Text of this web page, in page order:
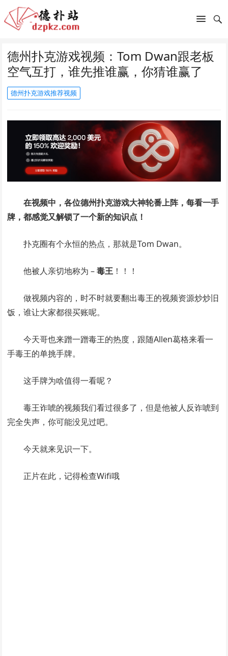
德州扑克游戏视频：Tom Dwan跟老板
空气互打，谁先推谁赢，你猜谁赢了
德州扑克游戏推荐视频
在视频中，各位德州扑克游戏大神轮番上阵，每看一手
牌，都感觉又解锁了一个新的知识点！
扑克圈有个永恒的热点，那就是Tom Dwan。
他被人亲切地称为 –毒王 ！！！
做视频内容的，时不时就要翻出毒王的视频资源炒炒旧
饭，谁让大家都很买账呢。
今天哥也来蹭一蹭毒王的热度，跟随Allen葛格来看一
手毒王的单挑手牌。
这手牌为啥值得一看呢？
毒王诈唬的视频我们看过很多了，但是他被人反诈唬到
完全失声，你可能没见过吧。
今天就来见识一下。
正片在此，记得检查Wifi哦